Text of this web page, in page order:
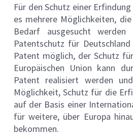
Für den Schutz einer
es mehrere Möglichkeiten,
Bedarf ausgesucht
Patentschutz für
Patent möglich, der Schutz
Europäischen Union kann
Patent realisiert werden
Möglichkeit, Schutz für die
auf der Basis einer
für weitere, über Europa
bekommen.